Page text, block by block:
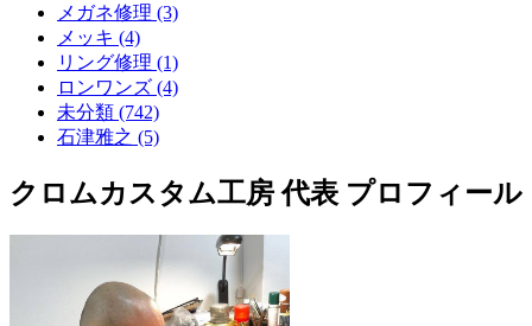
メガネ修理 (3)
メッキ (4)
リング修理 (1)
ロンワンズ (4)
未分類 (742)
石津雅之 (5)
クロムカスタム工房 代表 プロフィール